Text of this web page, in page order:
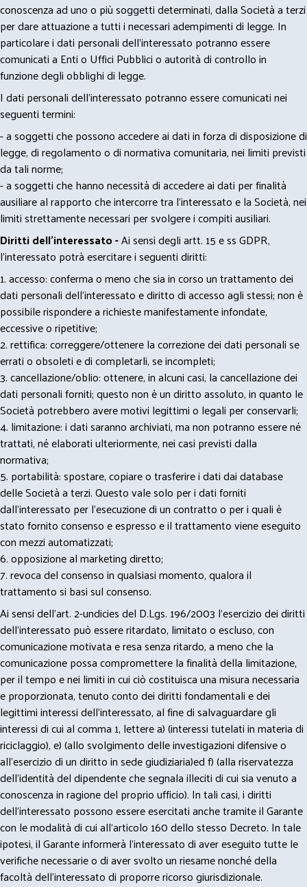
conoscenza ad uno o più soggetti determinati, dalla Società a terzi
per dare attuazione a tutti i necessari adempimenti di legge. In
particolare i dati personali dell’interessato potranno essere
comunicati a Enti o Uffici Pubblici o autorità di controllo in
funzione degli obblighi di legge.
I dati personali dell’interessato potranno essere comunicati nei
seguenti termini:
- a soggetti che possono accedere ai dati in forza di disposizione di
legge, di regolamento o di normativa comunitaria, nei limiti previsti
da tali norme;
- a soggetti che hanno necessità di accedere ai dati per finalità
ausiliare al rapporto che intercorre tra l’interessato e la Società, nei
limiti strettamente necessari per svolgere i compiti ausiliari.
Diritti dell’interessato -Ai sensi degli artt. 15 e ss GDPR,
l’interessato potrà esercitare i seguenti diritti:
1. accesso: conferma o meno che sia in corso un trattamento dei
dati personali dell’interessato e diritto di accesso agli stessi; non è
possibile rispondere a richieste manifestamente infondate,
eccessive o ripetitive;
2. rettifica: correggere/ottenere la correzione dei dati personali se
errati o obsoleti e di completarli, se incompleti;
3. cancellazione/oblio: ottenere, in alcuni casi, la cancellazione dei
dati personali forniti; questo non è un diritto assoluto, in quanto le
Società potrebbero avere motivi legittimi o legali per conservarli;
4. limitazione: i dati saranno archiviati, ma non potranno essere né
trattati, né elaborati ulteriormente, nei casi previsti dalla
normativa;
5. portabilità: spostare, copiare o trasferire i dati dai database
delle Società a terzi. Questo vale solo per i dati forniti
dall’interessato per l’esecuzione di un contratto o per i quali è
stato fornito consenso e espresso e il trattamento viene eseguito
con mezzi automatizzati;
6. opposizione al marketing diretto;
7. revoca del consenso in qualsiasi momento, qualora il
trattamento si basi sul consenso.
Ai sensi dell’art. 2-undicies del D.Lgs. 196/2003 l’esercizio dei diritti
dell’interessato può essere ritardato, limitato o escluso, con
comunicazione motivata e resa senza ritardo, a meno che la
comunicazione possa compromettere la finalità della limitazione,
per il tempo e nei limiti in cui ciò costituisca una misura necessaria
e proporzionata, tenuto conto dei diritti fondamentali e dei
legittimi interessi dell’interessato, al fine di salvaguardare gli
interessi di cui al comma 1, lettere a) (interessi tutelati in materia di
riciclaggio), e) (allo svolgimento delle investigazioni difensive o
all’esercizio di un diritto in sede giudiziaria)ed f) (alla riservatezza
dell’identità del dipendente che segnala illeciti di cui sia venuto a
conoscenza in ragione del proprio ufficio). In tali casi, i diritti
dell’interessato possono essere esercitati anche tramite il Garante
con le modalità di cui all’articolo 160 dello stesso Decreto. In tale
ipotesi, il Garante informerà l’interessato di aver eseguito tutte le
verifiche necessarie o di aver svolto un riesame nonché della
facoltà dell’interessato di proporre ricorso giurisdizionale.